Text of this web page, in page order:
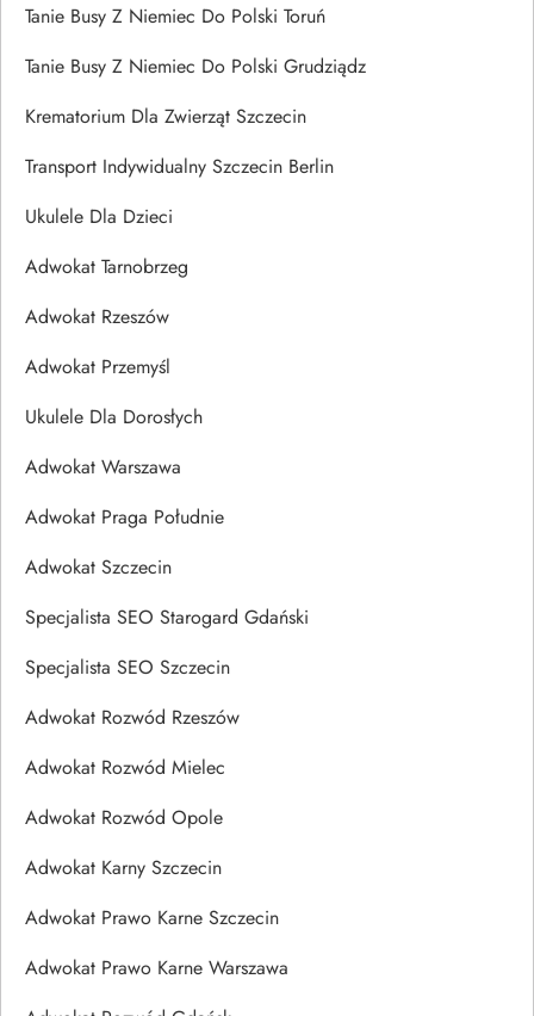
Tanie Busy Z Niemiec Do Polski Toruń
Tanie Busy Z Niemiec Do Polski Grudziądz
Krematorium Dla Zwierząt Szczecin
Transport Indywidualny Szczecin Berlin
Ukulele Dla Dzieci
Adwokat Tarnobrzeg
Adwokat Rzeszów
Adwokat Przemyśl
Ukulele Dla Dorosłych
Adwokat Warszawa
Adwokat Praga Południe
Adwokat Szczecin
Specjalista SEO Starogard Gdański
Specjalista SEO Szczecin
Adwokat Rozwód Rzeszów
Adwokat Rozwód Mielec
Adwokat Rozwód Opole
Adwokat Karny Szczecin
Adwokat Prawo Karne Szczecin
Adwokat Prawo Karne Warszawa